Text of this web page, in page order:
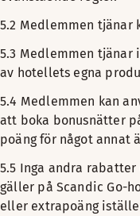
5.2 Medlemmen tjänar
5.3 Medlemmen tjänar
av hotellets egna
5.4 Medlemmen kan
att boka bonusnätter
poäng för något annat
5.5 Inga andra
gäller på Scandic Go-
eller extrapoäng